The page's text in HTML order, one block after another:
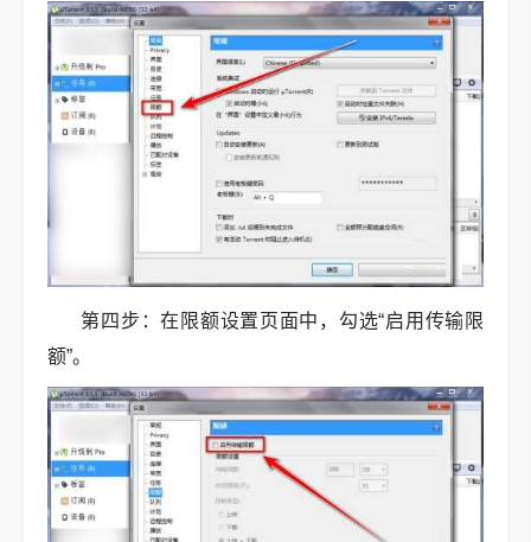
第四步：在限额设置页面中，勾选“启用传输限
额”。